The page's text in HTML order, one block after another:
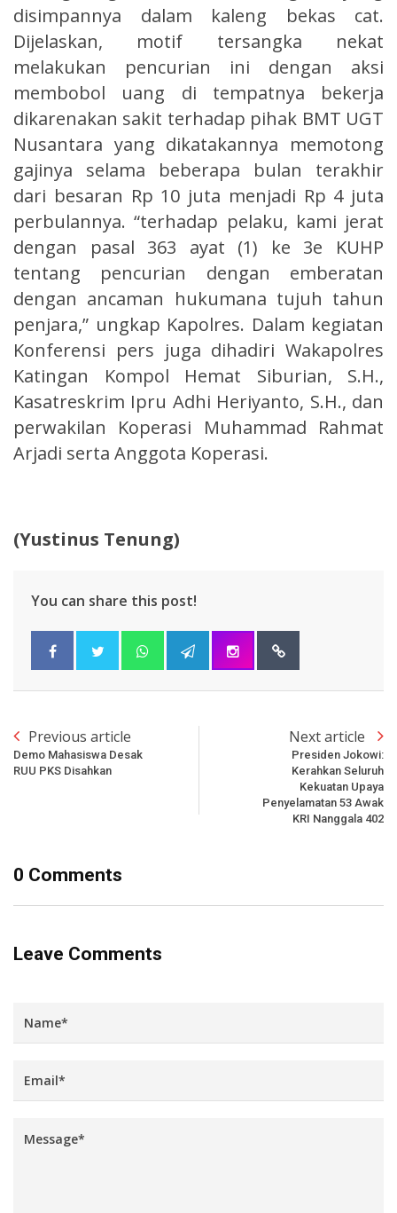
disimpannya dalam kaleng bekas cat.
Dijelaskan, motif tersangka nekat
melakukan pencurian ini dengan aksi
membobol uang di tempatnya bekerja
dikarenakan sakit terhadap pihak BMT UGT
Nusantara yang dikatakannya memotong
gajinya selama beberapa bulan terakhir
dari besaran Rp 10 juta menjadi Rp 4 juta
perbulannya. “terhadap pelaku, kami jerat
dengan pasal 363 ayat (1) ke 3e KUHP
tentang pencurian dengan emberatan
dengan ancaman hukumana tujuh tahun
penjara,” ungkap Kapolres. Dalam kegiatan
Konferensi pers juga dihadiri Wakapolres
Katingan Kompol Hemat Siburian, S.H.,
Kasatreskrim Ipru Adhi Heriyanto, S.H., dan
perwakilan Koperasi Muhammad Rahmat
Arjadi serta Anggota Koperasi.
(Yustinus Tenung)
You can share this post!
Previous article
Demo Mahasiswa Desak
RUU PKS Disahkan
Next article
Presiden Jokowi:
Kerahkan Seluruh
Kekuatan Upaya
Penyelamatan 53 Awak
KRI Nanggala 402
0 Comments
Leave Comments